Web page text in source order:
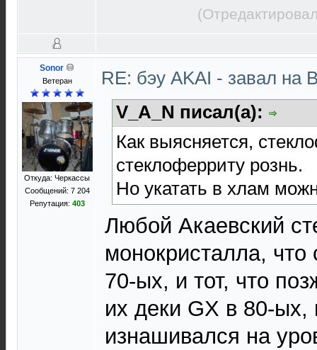
Sonor
Ветеран
Откуда: Черкассы
Сообщений: 7 204
Репутация: 403
RE: бэу AKAI - завал на
V_A_N писал(а):
Как выясняется,
стеклоферриту рознь.
Но укатать в хлам
Любой Акаевский
монокристалла, что
70-ых, и тот, что
их деки GX в 80-
изнашивался на